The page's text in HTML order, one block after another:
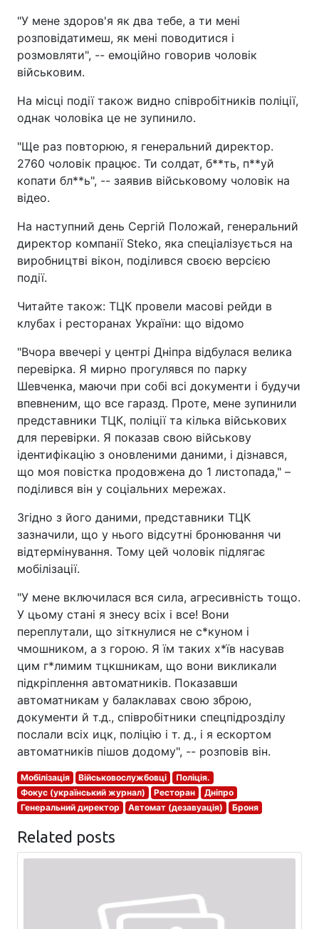
"У мене здоров'я як два тебе, а ти мені
розповідатимеш, як мені поводитися і
розмовляти", -- емоційно говорив чоловік
військовим.
На місці події також видно співробітників поліції,
однак чоловіка це не зупинило.
"Ще раз повторюю, я генеральний директор.
2760 чоловік працює. Ти солдат, б**ть, п**уй
копати бл**ь", -- заявив військовому чоловік на
відео.
На наступний день Сергій Положай, генеральний
директор компанії Steko, яка спеціалізується на
виробництві вікон, поділився своєю версією
події.
Читайте також: ТЦК провели масові рейди в
клубах і ресторанах України: що відомо
"Вчора ввечері у центрі Дніпра відбулася велика
перевірка. Я мирно прогулявся по парку
Шевченка, маючи при собі всі документи і будучи
впевненим, що все гаразд. Проте, мене зупинили
представники ТЦК, поліції та кілька військових
для перевірки. Я показав свою військову
ідентифікацію з оновленими даними, і дізнався,
що моя повістка продовжена до 1 листопада," –
поділився він у соціальних мережах.
Згідно з його даними, представники ТЦК
зазначили, що у нього відсутні бронювання чи
відтермінування. Тому цей чоловік підлягає
мобілізації.
"У мене включилася вся сила, агресивність тощо.
У цьому стані я знесу всіх і все! Вони
переплутали, що зіткнулися не с*куном і
чмошником, а з горою. Я їм таких х*їв насував
цим г*лимим тцкшникам, що вони викликали
підкріплення автоматників. Показавши
автоматникам у балаклавах свою зброю,
документи й т.д., співробітники спецпідрозділу
послали всіх ицк, поліцію і т. д., і я ескортом
автоматників пішов додому", -- розповів він.
Мобілізація Військовослужбовці
Поліція.
Фокус (український журнал)
Ресторан
Дніпро
Генеральний директор
Автомат (дезавуація) Броня
Related posts